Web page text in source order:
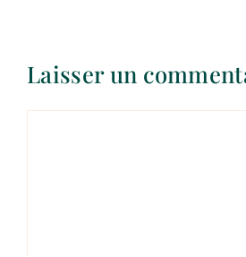
Laisser un